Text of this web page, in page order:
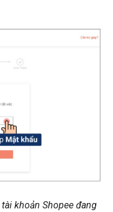
khoản Shopee đang